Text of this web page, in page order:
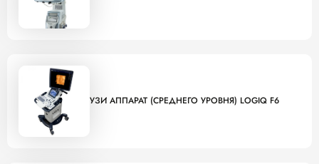
УЗИ АППАРАТ (СРЕДНЕГО УРОВНЯ) LOGIQ F6